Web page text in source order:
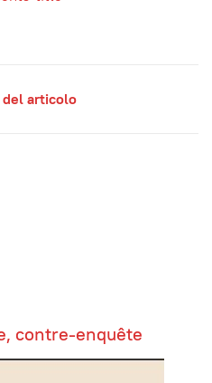
del articolo
contre-enquête